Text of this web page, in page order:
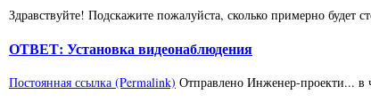
Здравствуйте! Подскажите пожалуйста, сколько примерно будет
ОТВЕТ: Установка видеонаблюдения
Постоянная ссылка (Permalink) Отправлено Инженер-проекти... в